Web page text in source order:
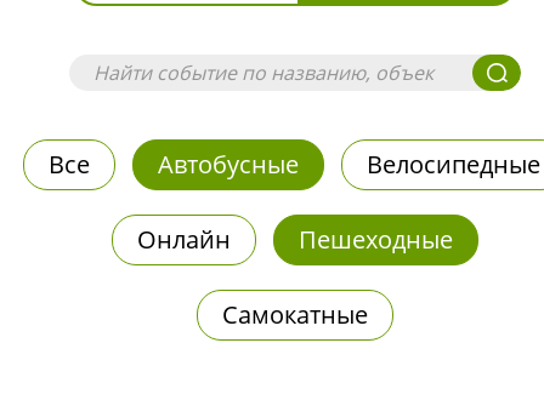
Все Автобусные Велосипедные
Онлайн Пешеходные
Самокатные